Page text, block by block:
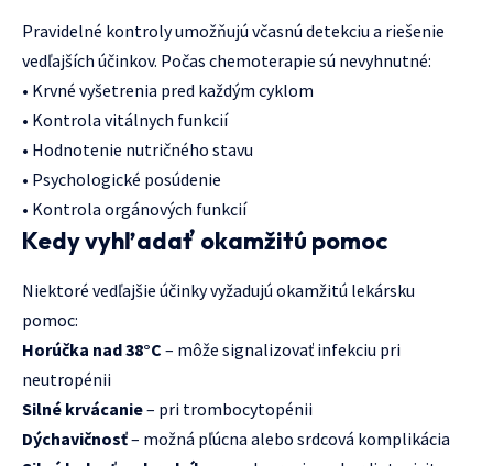
Pravidelné kontroly umožňujú včasnú detekciu a riešenie
vedľajších účinkov. Počas chemoterapie sú nevyhnutné:
• Krvné vyšetrenia pred každým cyklom
• Kontrola vitálnych funkcií
• Hodnotenie nutričného stavu
• Psychologické posúdenie
• Kontrola orgánových funkcií
Kedy vyhľadať okamžitú pomoc
Niektoré vedľajšie účinky vyžadujú okamžitú lekársku
pomoc:
Horúčka nad 38°C – môže signalizovať infekciu pri
neutropénii
Silné krvácanie– pri trombocytopénii
Dýchavičnosť– možná pľúcna alebo srdcová komplikácia